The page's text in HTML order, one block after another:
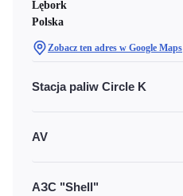
Lębork
Polska
Zobacz ten adres w Google Maps
Stacja paliw Circle K
AV
АЗС "Shell"